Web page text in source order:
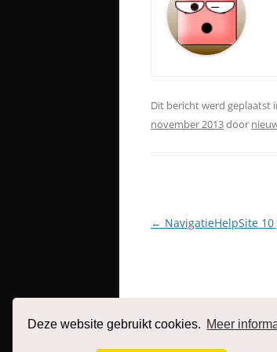
Deze website gebruikt cookies. Meer
Dit bericht werd geplaatst
november 2013door
Berichtnavigatie
← NavigatieHelpSite